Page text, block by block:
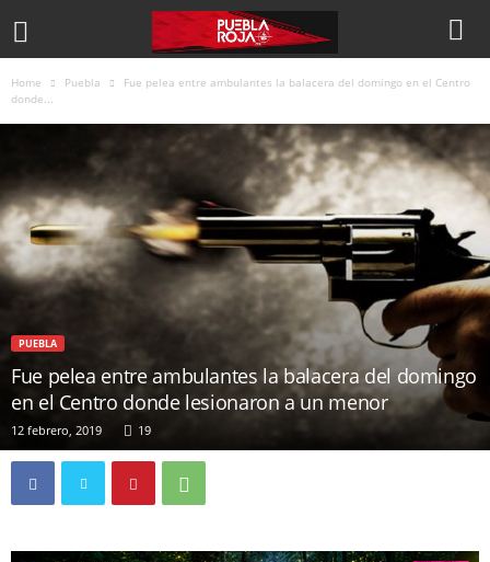
Home Puebla
Fue pelea entre ambulantes la balacera del domingo en el Centro
donde...
PUEBLA
Fue pelea entre ambulantes la balacera del domingo
en el Centro donde lesionaron a un menor
12 febrero, 2019 19